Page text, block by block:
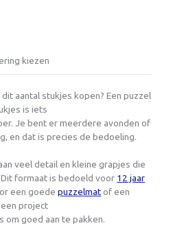
kiezen
aantal stukjes kopen? Een puzzel
is iets
Je bent er meerdere avonden of
en dat is precies de bedoeling.
veel detail en kleine grapjes die
formaat is bedoeld voor 12 jaar
een goedepuzzelmatof een
project
om goed aan te pakken.